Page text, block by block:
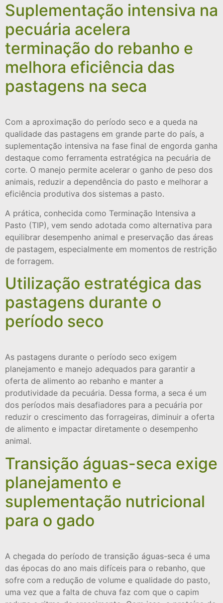
Suplementação intensiva na
pecuária acelera
terminação do rebanho e
melhora eficiência das
pastagens na seca
Com a aproximação do período seco e a queda na
qualidade das pastagens em grande parte do país, a
suplementação intensiva na fase final de engorda ganha
destaque como ferramenta estratégica na pecuária de
corte. O manejo permite acelerar o ganho de peso dos
animais, reduzir a dependência do pasto e melhorar a
eficiência produtiva dos sistemas a pasto.
A prática, conhecida como Terminação Intensiva a
Pasto (TIP), vem sendo adotada como alternativa para
equilibrar desempenho animal e preservação das áreas
de pastagem, especialmente em momentos de restrição
de forragem.
Utilização estratégica das
pastagens durante o
período seco
As pastagens durante o período seco exigem
planejamento e manejo adequados para garantir a
oferta de alimento ao rebanho e manter a
produtividade da pecuária. Dessa forma, a seca é um
dos períodos mais desafiadores para a pecuária por
reduzir o crescimento das forrageiras, diminuir a oferta
de alimento e impactar diretamente o desempenho
animal.
Transição águas-seca exige
planejamento e
suplementação nutricional
para o gado
A chegada do período de transição águas-seca é uma
das épocas do ano mais difíceis para o rebanho, que
sofre com a redução de volume e qualidade do pasto,
uma vez que a falta de chuva faz com que o capim